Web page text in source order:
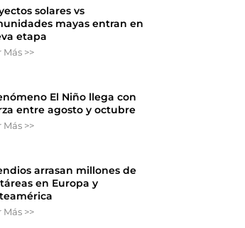
solares vs
mayas entran en
etapa
Más >>
El Niño llega con
entre agosto y octubre
Más >>
arrasan millones de
en Europa y
Más >>